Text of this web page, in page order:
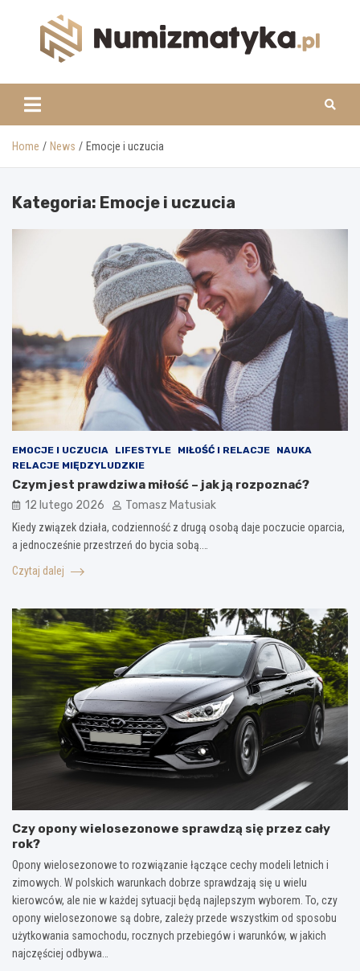
www.numizmatyka.pl
Home News Emocje i uczucia
Kategoria: Emocje i uczucia
EMOCJE I UCZUCIA LIFESTYLE MIŁOŚĆ I RELACJE
NAUKA
RELACJE MIĘDZYLUDZKIE
Czym jest prawdziwa miłość – jak ją rozpoznać?
12 lutego 2026 Tomasz Matusiak
Kiedy związek działa, codzienność z drugą osobą daje poczucie oparcia,
a jednocześnie przestrzeń do bycia sobą.…
Czytaj dalej
Czy opony wielosezonowe sprawdzą się przez cały
rok?
Opony wielosezonowe to rozwiązanie łączące cechy modeli letnich i
zimowych. W polskich warunkach dobrze sprawdzają się u wielu
kierowców, ale nie w każdej sytuacji będą najlepszym wyborem. To, czy
opony wielosezonowe są dobre, zależy przede wszystkim od sposobu
użytkowania samochodu, rocznych przebiegów i warunków, w jakich
najczęściej odbywa…